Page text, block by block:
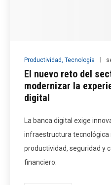
Productividad, Tecnología
El nuevo reto del
modernizar la
digital
La banca digital exige
infraestructura tecnológica
productividad, seguridad y
financiero.